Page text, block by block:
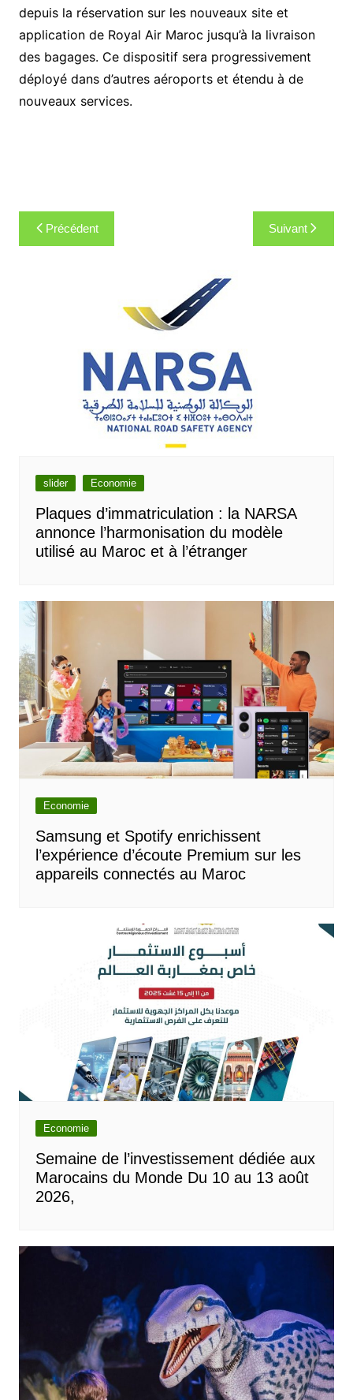
depuis la réservation sur les nouveaux site et
application de Royal Air Maroc jusqu’à la livraison
des bagages. Ce dispositif sera progressivement
déployé dans d’autres aéroports et étendu à de
nouveaux services.
Navigation
de
Précédent Suivant
slider Economie
Plaques d’immatriculation : la NARSA
annonce l’harmonisation du modèle
utilisé au Maroc et à l’étranger
Economie
Samsung et Spotify enrichissent
l’expérience d’écoute Premium sur les
appareils connectés au Maroc
Economie
Semaine de l’investissement dédiée aux
Marocains du Monde Du 10 au 13 août
2026,